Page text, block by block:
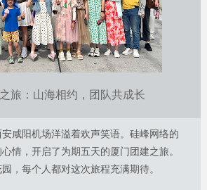
旅：山海相约，团队共成长
咸阳机场洋溢着欢声笑语。硅峰网络的
情，开启了为期五天的厦门团建之旅。
，每个人都对这次旅程充满期待。